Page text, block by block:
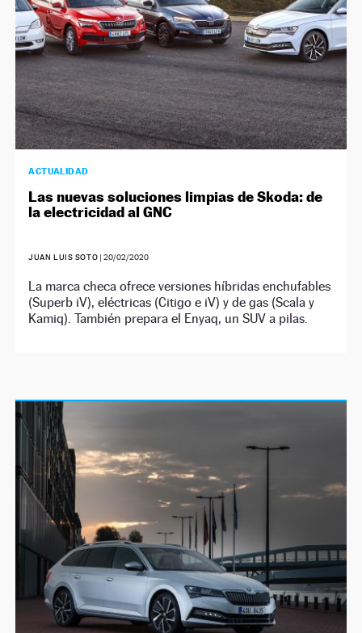
ACTUALIDAD
Las nuevas soluciones limpias de Skoda: de
la electricidad al GNC
JUAN LUIS SOTO |20/02/2020
La marca checa ofrece versiones híbridas enchufables
(Superb iV), eléctricas (Citigo e iV) y de gas (Scala y
Kamiq). También prepara el Enyaq, un SUV a pilas.